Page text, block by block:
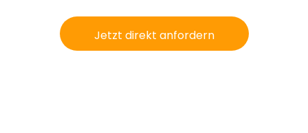
Jetzt direkt anfordern